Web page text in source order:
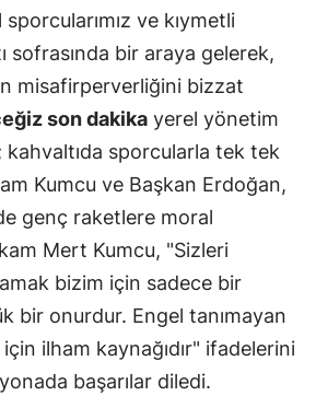
sporcularımız ve kıymetli
sofrasında bir araya gelerek,
misafirperverliğini bizzat
son dakika yerel yönetim
sporcularla tek tek
Kumcu ve Başkan Erdoğan,
genç raketlere moral
Mert Kumcu, "Sizleri
bizim için sadece bir
bir onurdur. Engel tanımayan
ilham kaynağıdır" ifadelerini
başarılar diledi.